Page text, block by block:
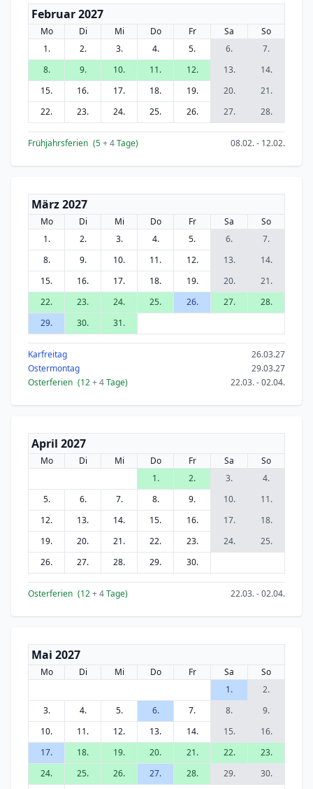
Februar 2027
Mo Di Mi Do Fr Sa
So
1.
2. 3. 4. 5. 6.
7.
8.
9. 10. 11. 12. 13.
14.
15.
16. 17. 18. 19. 20.
21.
22.
23. 24. 25. 26. 27. 28.
Frühjahrsferien (5+ 4Tage) 08.02. - 12.02.
März 2027
Mo Di Mi Do Fr Sa
So
1.
2. 3. 4. 5. 6.
7.
8.
9. 10. 11. 12. 13.
14.
15.
16. 17. 18. 19. 20.
21.
22.
23. 24. 25. 26. 27.
28.
29.
30. 31.
Karfreitag
26.03.27
Ostermontag
29.03.27
Osterferien (12+ 4Tage) 22.03. - 02.04.
April 2027
Mo Di Mi Do Fr Sa
So
1.
2. 3.
4.
5.
6. 7. 8. 9. 10.
11.
12.
13. 14. 15. 16. 17.
18.
19.
20. 21. 22. 23. 24.
25.
26.
27. 28. 29. 30.
Osterferien (12+ 4Tage) 22.03. - 02.04.
Mai 2027
Mo Di Mi Do Fr Sa
So
1.
2.
3.
4. 5. 6. 7. 8.
9.
10.
11. 12. 13. 14. 15.
16.
17.
18. 19. 20. 21. 22.
23.
24.
25. 26. 27. 28. 29.
30.